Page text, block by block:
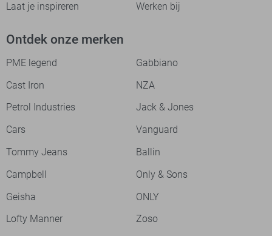
Laat je inspireren Werken bij
Ontdek onze merken
PME legend
Gabbiano
Cast Iron
NZA
Petrol Industries
Jack & Jones
Cars
Vanguard
Tommy Jeans
Ballin
Campbell
Only & Sons
Geisha
ONLY
Lofty Manner
Zoso